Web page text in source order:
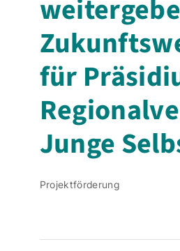
für
Junge
Projektförderung